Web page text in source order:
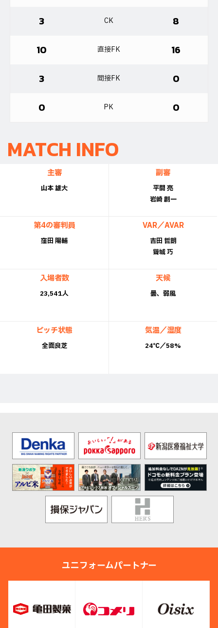
3
CK
8
10
直接FK
16
3
間接FK
0
0
PK 0
MATCH INFO
主審
山本 雄大
副審
平間 亮
岩崎 創一
第4の審判員
窪田 陽輔
VAR／AVAR
吉田 哲朗
聳城 巧
入場者数
23,541人
天候
曇、弱風
ピッチ状態
全面良芝
気温／湿度
24℃／58%
ユニフォームパートナー